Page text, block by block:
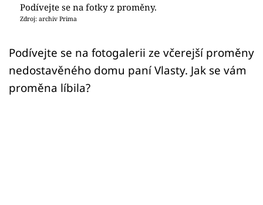
Podívejte se na fotky z proměny.
Zdroj: archiv Prima
Podívejte se na fotogalerii ze včerejší proměny
nedostavěného domu paní Vlasty. Jak se vám
proměna líbila?